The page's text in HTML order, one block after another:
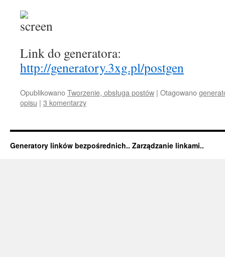
Link do generatora:
http://generatory.3xg.pl/postgen
OpublikowanoTworzenie, obsługa postów | Otagowano
opisu | 3 komentarzy
Generatory linków bezpośrednich.. Zarządzanie linkami..